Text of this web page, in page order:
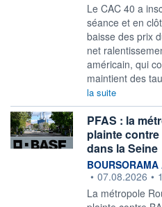
Le CAC 40 a
séance et en
baisse des prix
net
américain, qui
maintient des
la suite
PFAS : la
plainte
dans la Seine
information
BOURSORAMA
• 07.08.2026 •
La métropole